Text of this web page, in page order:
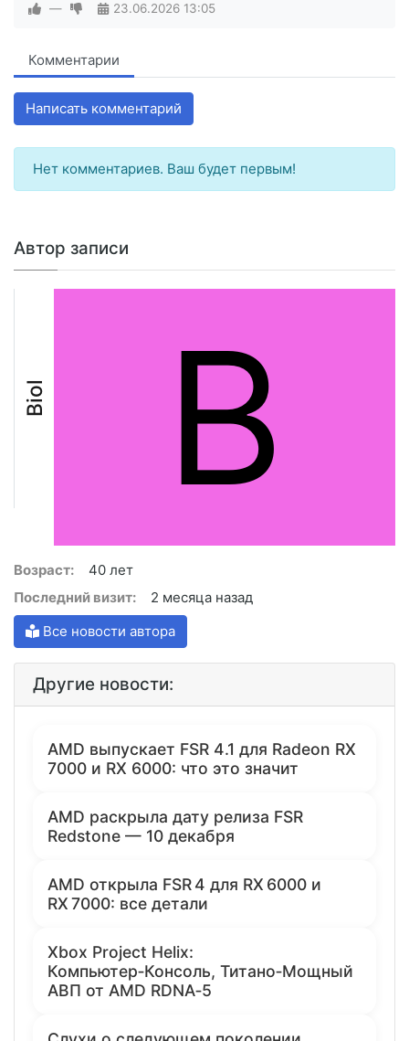
— 23.06.2026 13:05
Комментарии
Написать комментарий
Нет комментариев. Ваш будет первым!
Автор записи
Biol B
Возраст:
40 лет
Последний визит:
2 месяца назад
Все новости автора
Другие новости:
AMD выпускает FSR 4.1 для Radeon RX
7000 и RX 6000: что это значит
AMD раскрыла дату релиза FSR
Redstone — 10 декабря
AMD открыла FSR 4 для RX 6000 и
RX 7000: все детали
Xbox Project Helix:
Компьютер‑Консоль, Титано‑Мощный
АВП от AMD RDNA‑5